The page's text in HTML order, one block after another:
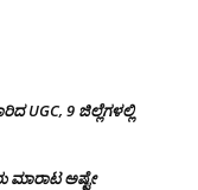
UGC, 9 ಜಿಲ್ಲೆಗಳಲ್ಲಿ
ಮಾರಾಟ ಅಷ್ಟೇ